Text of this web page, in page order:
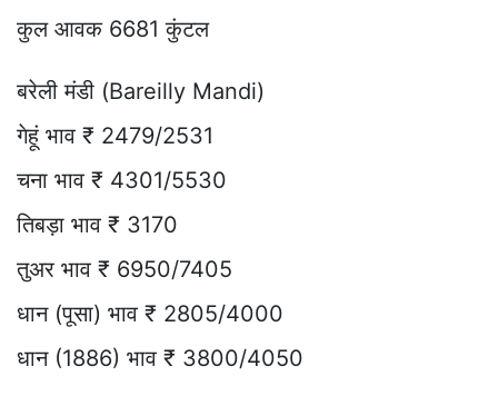
कुल आवक 6681 कुंटल
बरेली मंडी (Bareilly Mandi)
गेहूं भाव ₹ 2479/2531
चना भाव ₹ 4301/5530
तिबड़ा भाव ₹ 3170
तुअर भाव ₹ 6950/7405
धान (पूसा) भाव ₹ 2805/4000
धान (1886) भाव ₹ 3800/4050